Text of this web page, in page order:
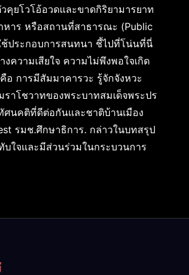
ยโวโอ้อวดและขาดกิริยามารยาท
หาร หรือสถานที่สาธารณะ (Public
ประกอบการสนทนา ชี้ไปที่โน่นที่นี่
ความเสียใจ ความไม่พึงพอใจเกิด
การมีสัมมาคารวะ รู้จักจังหวะ
าโชวาทของพระบาทสมเด็จพระปร
ศนคติที่ดีต่อกันและชาติบ้านเมือง
รมช.ศึกษาธิการ. กล่าวในบทสรุป
ใจและมีส่วนร่วมในกระบวนการ